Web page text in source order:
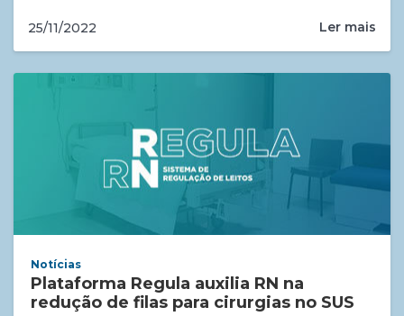
25/11/2022 Ler mais
Notícias
Plataforma Regula auxilia RN na
redução de filas para cirurgias no SUS